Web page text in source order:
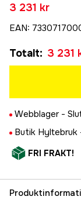
3 231 kr
EAN:
Totalt: 3 231
Webblager -
Butik Hyltebruk
FRI FRAKT!